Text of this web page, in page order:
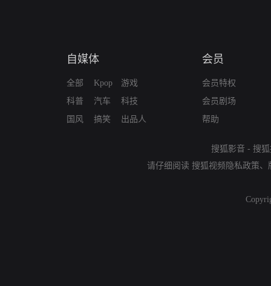
自媒体
全部
科普
国风
Kpop
汽车
搞笑
游戏
科技
出品人
会员
会员特权
会员剧场
帮助
搜狐影音 - 搜
请仔细阅读 搜狐视频隐私政策、